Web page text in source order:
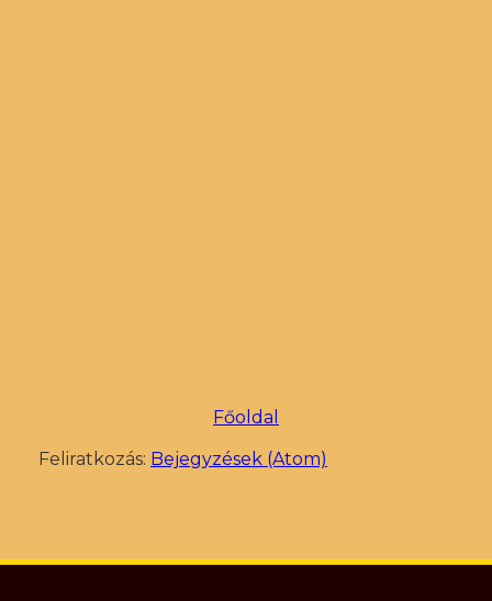
Főoldal
Feliratkozás: Bejegyzések (Atom)